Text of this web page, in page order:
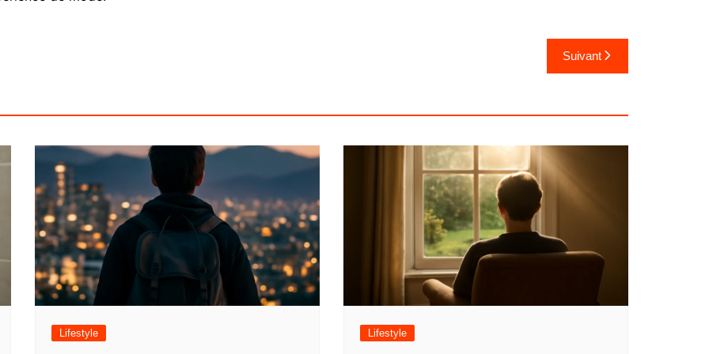
Suivant
Lifestyle Lifestyle